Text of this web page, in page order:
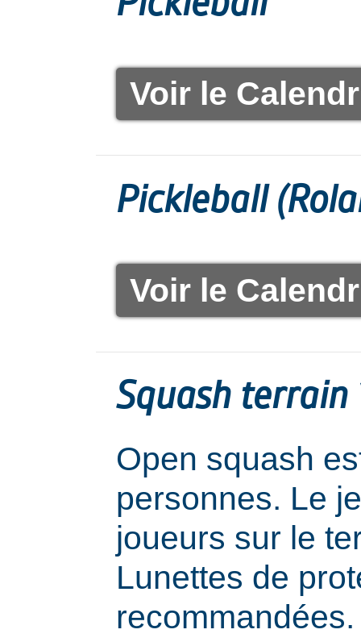
Voir le
Pickleball
Voir le
Squash terrain
Open squash
personnes. Le
joueurs sur le
Lunettes de